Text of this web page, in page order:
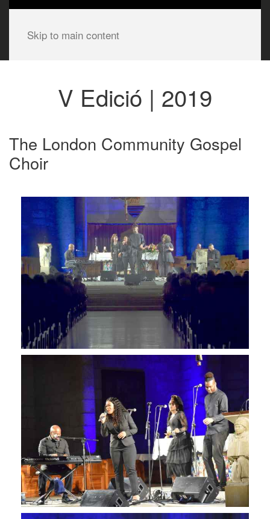
Skip to main content
V Edició | 2019
The London Community Gospel
Choir